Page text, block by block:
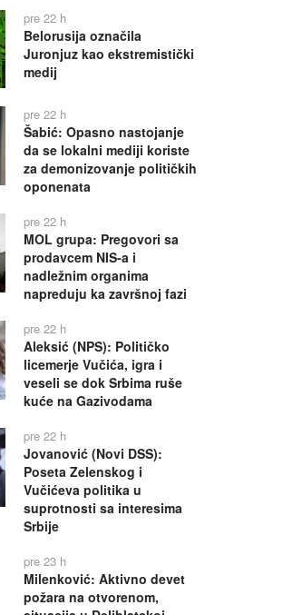
pre 22 h
Belorusija označila
Juronjuz kao ekstremistički
medij
pre 22 h
Šabić: Opasno nastojanje
da se lokalni mediji koriste
za demonizovanje političkih
oponenata
pre 22 h
MOL grupa: Pregovori sa
prodavcem NIS-a i
nadležnim organima
napreduju ka završnoj fazi
pre 22 h
Aleksić (NPS): Političko
licemerje Vučića, igra i
veseli se dok Srbima ruše
kuće na Gazivodama
pre 22 h
Jovanović (Novi DSS):
Poseta Zelenskog i
Vučićeva politika u
suprotnosti sa interesima
Srbije
pre 23 h
Milenković: Aktivno devet
požara na otvorenom,